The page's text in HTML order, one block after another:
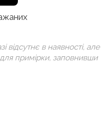
відсутнє в наявності, але
примірки, заповнивши